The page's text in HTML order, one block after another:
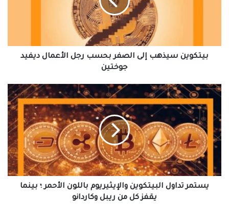
جوختين
بيتكوين سيذهب إلى الصفر بحسب رجل الأعمال ديفيد
جوختين
يستمر
تداول
البيتكوين
والإيثيريوم
باللون
الأحمر
يقفز
يستمر تداول البيتكوين والإيثيريوم باللون الأحمر ؛ بينما
يقفز كل من ريبل وكاردانو